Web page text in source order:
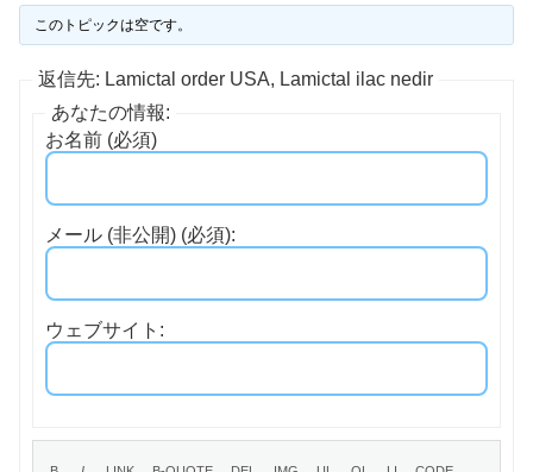
このトピックは空です。
返信先: Lamictal order USA, Lamictal ilac nedir
あなたの情報:
お名前 (必須)
メール (非公開) (必須):
ウェブサイト: